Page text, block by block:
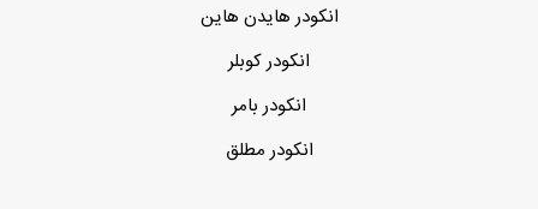
انکودر هایدن هاین
انکودر کوبلر
انکودر بامر
انکودر مطلق